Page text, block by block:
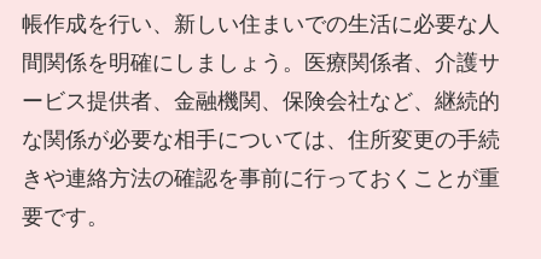
帳作成を行い、新しい住まいでの生活に必要な人
間関係を明確にしましょう。医療関係者、介護サ
ービス提供者、金融機関、保険会社など、継続的
な関係が必要な相手については、住所変更の手続
きや連絡方法の確認を事前に行っておくことが重
要です。